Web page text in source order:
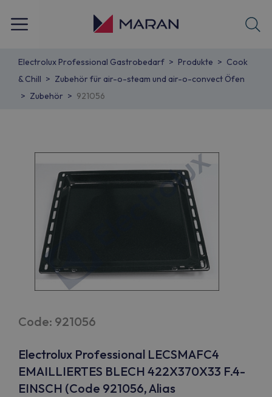
Electrolux Professional Gastrobedarf Produkte
Cook
& Chill
Zubehör für air-o-steam und air-o-convect Öfen
Zubehör
921056
Code: 921056
Electrolux Professional LECSMAFC4
EMAILLIERTES BLECH 422X370X33 F.4-
EINSCH (Code 921056, Alias